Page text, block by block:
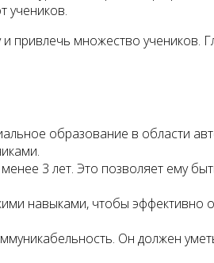
учеников.
привлечь множество
образование в области
3 лет. Это позволяет ему
навыками, чтобы
Он должен